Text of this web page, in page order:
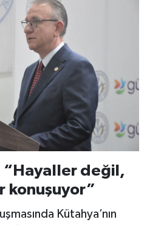
“Hayaller değil,
konuşuyor”
Kütahya’nın